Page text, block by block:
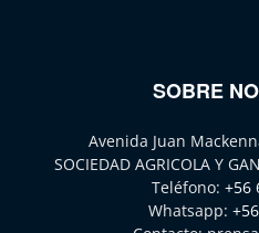
SOBRE
Avenida Juan
SOCIEDAD AGRICOLA Y
Teléfono: +56
Whatsapp: